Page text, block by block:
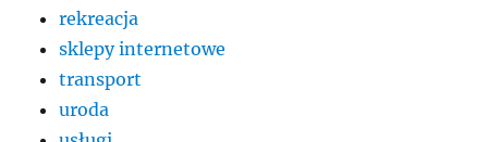
rekreacja
sklepy internetowe
transport
uroda